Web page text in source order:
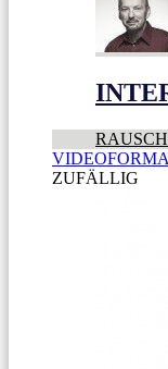
ZUFÄLLIG